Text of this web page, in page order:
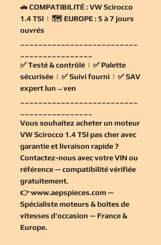
🚗COMPATIBILITÉ : VW Scirocco
1.4 TSI | 🗺️ EUROPE : 5 à 7 jours
ouvrés
✅Testé & contrôlé | ✅ Palette
sécurisée | ✅Suivi fourni | ✅SAV
expert lun→ven
Vous souhaitez acheter un moteur
VW Scirocco 1.4 TSI pas cheravec
garantie et livraison rapide ?
Contactez-nous avec votre VIN ou
référence — compatibilité vérifiée
gratuitement.
👉www.aepspieces.com—
Spécialiste moteurs & boîtes de
vitesses d'occasion — France &
Europe.